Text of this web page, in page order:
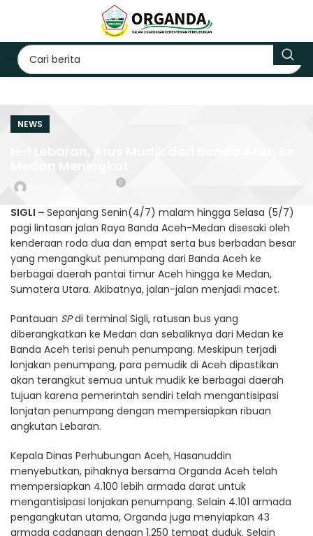
NEWS
0
SIGLI – Sepanjang Senin(4/7) malam hingga Selasa (5/7)
pagi lintasan jalan Raya Banda Aceh-Medan disesaki oleh
kenderaan roda dua dan empat serta bus berbadan besar
yang mengangkut penumpang dari Banda Aceh ke
berbagai daerah pantai timur Aceh hingga ke Medan,
Sumatera Utara. Akibatnya, jalan-jalan menjadi macet.
Pantauan SPdi terminal Sigli, ratusan bus yang
diberangkatkan ke Medan dan sebaliknya dari Medan ke
Banda Aceh terisi penuh penumpang. Meskipun terjadi
lonjakan penumpang, para pemudik di Aceh dipastikan
akan terangkut semua untuk mudik ke berbagai daerah
tujuan karena pemerintah sendiri telah mengantisipasi
lonjatan penumpang dengan mempersiapkan ribuan
angkutan Lebaran.
Kepala Dinas Perhubungan Aceh, Hasanuddin
menyebutkan, pihaknya bersama Organda Aceh telah
mempersiapkan 4.100 lebih armada darat untuk
mengantisipasi lonjakan penumpang. Selain 4.101 armada
pengangkutan utama, Organda juga menyiapkan 43
armada cadangan dengan 1.250 tempat duduk. Selain